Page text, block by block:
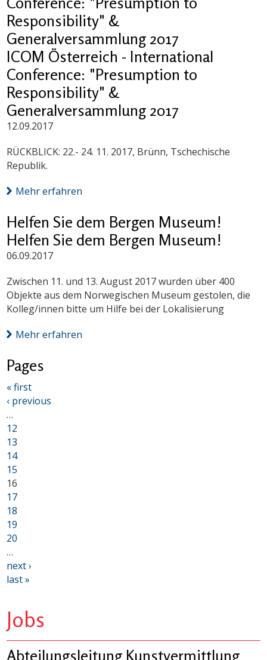
Responsibility" &
Generalversammlung 2017
ICOM Österreich - International
Conference: "Presumption to
Responsibility" &
Generalversammlung 2017
12.09.2017
RÜCKBLICK: 22.- 24. 11. 2017, Brünn, Tschechische
Republik.
Mehr erfahren
Helfen Sie dem Bergen Museum!
Helfen Sie dem Bergen Museum!
06.09.2017
Zwischen 11. und 13. August 2017 wurden über 400
Objekte aus dem Norwegischen Museum gestolen, die
Kolleg/innen bitte um Hilfe bei der Lokalisierung
Mehr erfahren
Pages
« first
‹ previous
…
12
13
14
15
16
17
18
19
20
…
next ›
last »
Jobs
Abteilungsleitung Kunstvermittlung